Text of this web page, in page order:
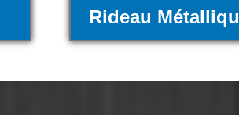
Rideau